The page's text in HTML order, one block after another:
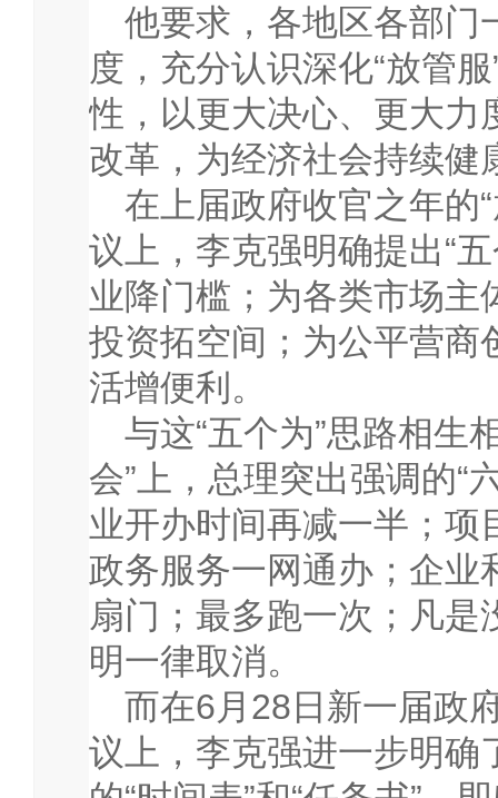
他要求，各地区各部门
度，充分认识深化“放管
性，以更大决心、更大力
改革，为经济社会持续健
在上届政府收官之年的
议上，李克强明确提出“
业降门槛；为各类市场主
投资拓空间；为公平营商
活增便利。
与这“五个为”思路相生
会”上，总理突出强调的“
业开办时间再减一半；项
政务服务一网通办；企业
扇门；最多跑一次；凡是
明一律取消。
而在6月 28 日新一届政
议上，李克强进一步明确